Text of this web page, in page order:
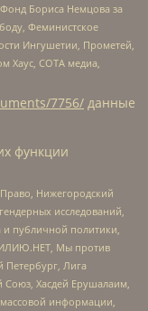
Бориса Немцова за
Феминистское
Ингушетии, Прометей,
Хаус, СОТА медиа,
7756/ данные
функции
Нижегородский
исследований,
публичной политики,
Мы против
Лига
Союз, Хасдей Ерушалаим,
информации,